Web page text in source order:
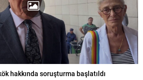
hakkında soruşturma başlatıldı